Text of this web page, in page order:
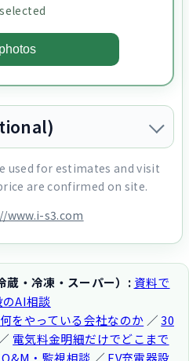
used for estimates and visit
are confirmed on site.
www.i-s3.com
蔵・冷凍・スーパー）: 資料で
AI相談
をやっている会社なのか ／30
電気料金明細だけでどこまで
・監視相談 ／ EV充電器設